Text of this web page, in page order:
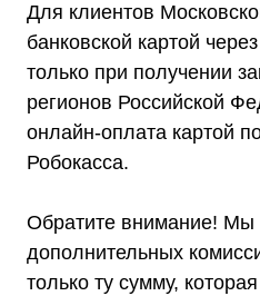
Для клиентов
банковской картой
только при получении
регионов Российской
онлайн-оплата картой
Робокасса.
Обратите внимание! Мы
дополнительных
только ту сумму,